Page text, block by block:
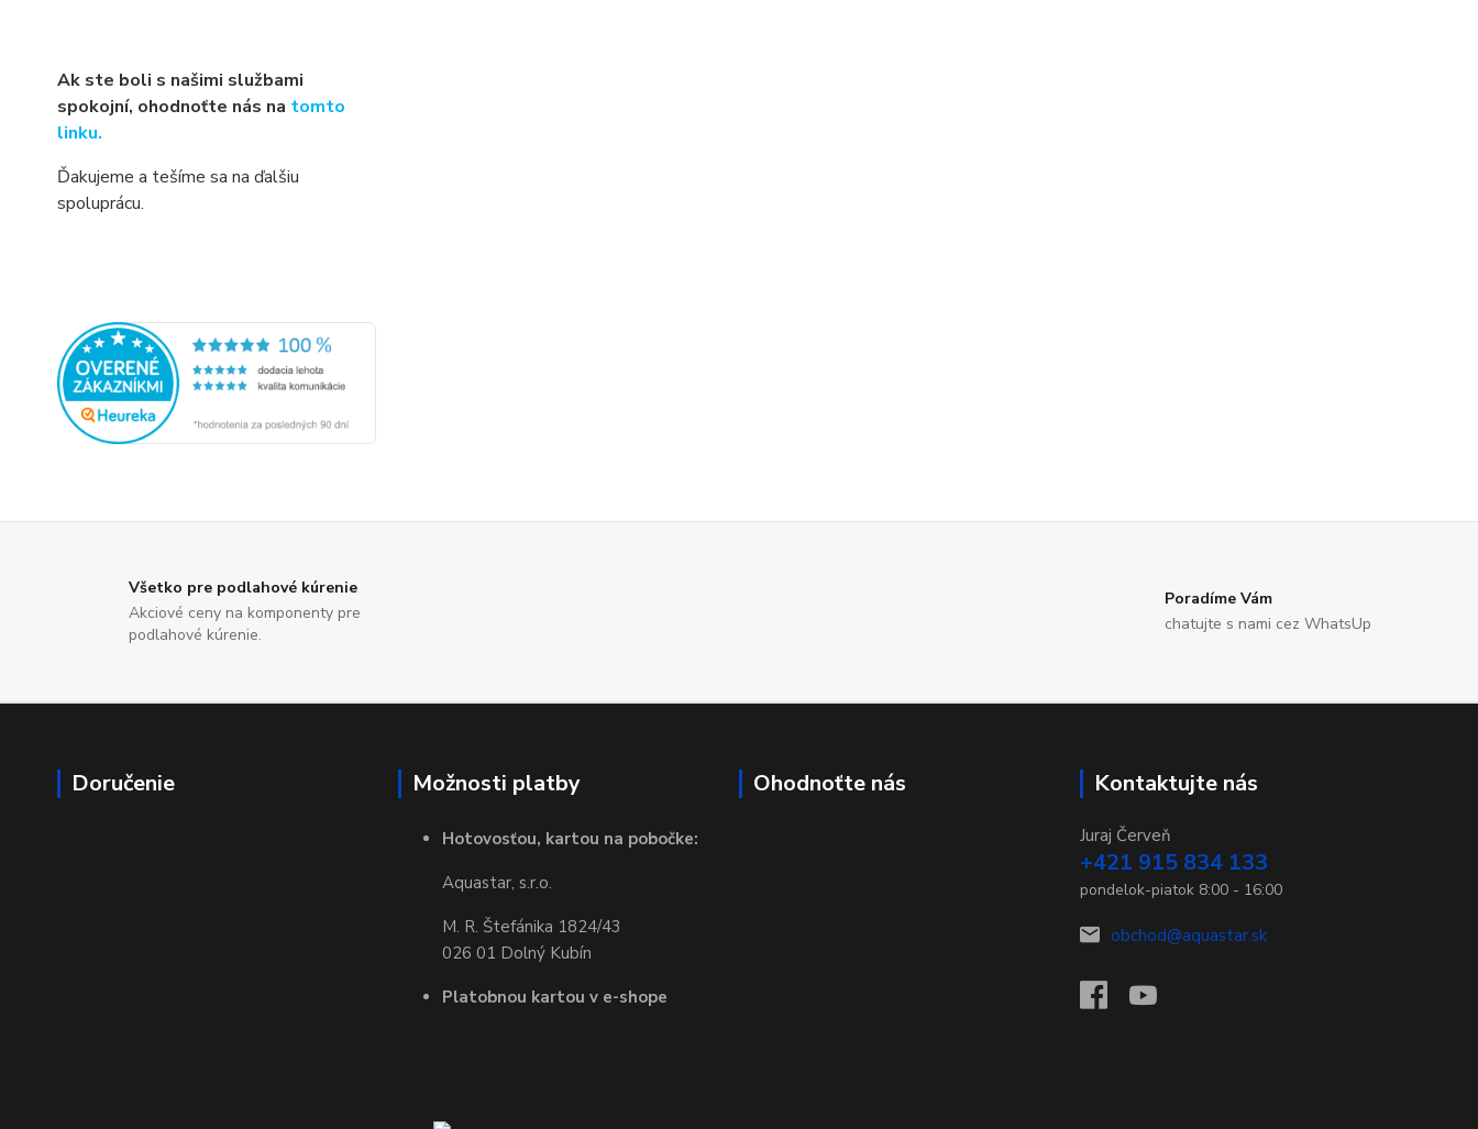
Ak ste boli s našimi službami
spokojní, ohodnoťte nás na tomto
linku.
Ďakujeme a tešíme sa na ďalšiu
spoluprácu.
Všetko pre podlahové kúrenie
Akciové ceny na komponenty pre
podlahové kúrenie.
Poradíme Vám
chatujte s nami cez WhatsUp
Doručenie Možnosti platby
Hotovosťou, kartou na pobočke:
Aquastar, s.r.o.
M. R. Štefánika 1824/43
026 01 Dolný Kubín
Platobnou kartou v e-shope
Ohodnoťte nás Kontaktujte nás
Juraj Červeň
+421 915 834 133
pondelok-piatok 8:00 - 16:00
obchod@aquastar.sk